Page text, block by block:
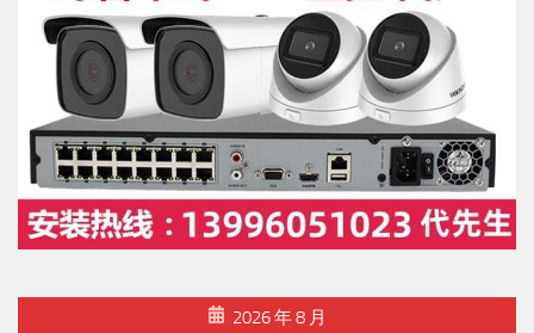
2026 年 8 月